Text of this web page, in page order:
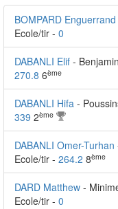
BOMPARD Enguerrand
Ecole/tir - 0
DABANLI Elif -
270.8 6ème
DABANLI Hifa -
339 2ème
DABANLI Omer-Turhan
Ecole/tir - 264.2 8ème
DARD Matthew -
Ecole/tir - 0